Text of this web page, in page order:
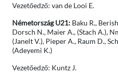
Vezetőedző: van de Looi E.
Németország U21:Baku R.,
Dorsch N., Maier A., (Stach A.),
(Janelt V.), Pieper A., Raum D.,
(Adeyemi K.)
Vezetőedző: Kuntz J.